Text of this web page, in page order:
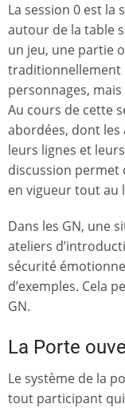
La session 0 est la
autour de la table
un jeu, une partie
traditionnellement
personnages,
Au cours de cette
abordées, dont
leurs lignes et
discussion permet
en vigueur tout au
Dans les GN, une
ateliers
sécurité
d’exemples. Cela
GN.
La Porte
Le système de la
tout participant qui